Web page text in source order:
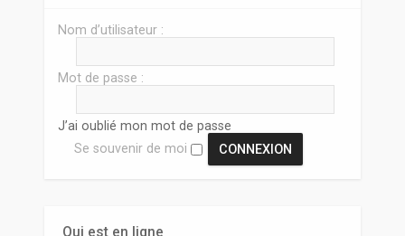
Nom d’utilisateur :
Mot de passe :
J’ai oublié mon mot de passe
Se souvenir de moi
Qui est en ligne